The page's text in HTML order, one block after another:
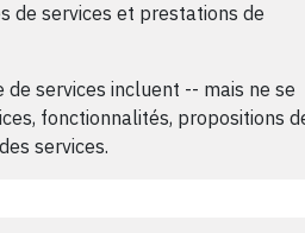
de services et prestations de
services incluent -- mais ne se
fonctionnalités, propositions
services.